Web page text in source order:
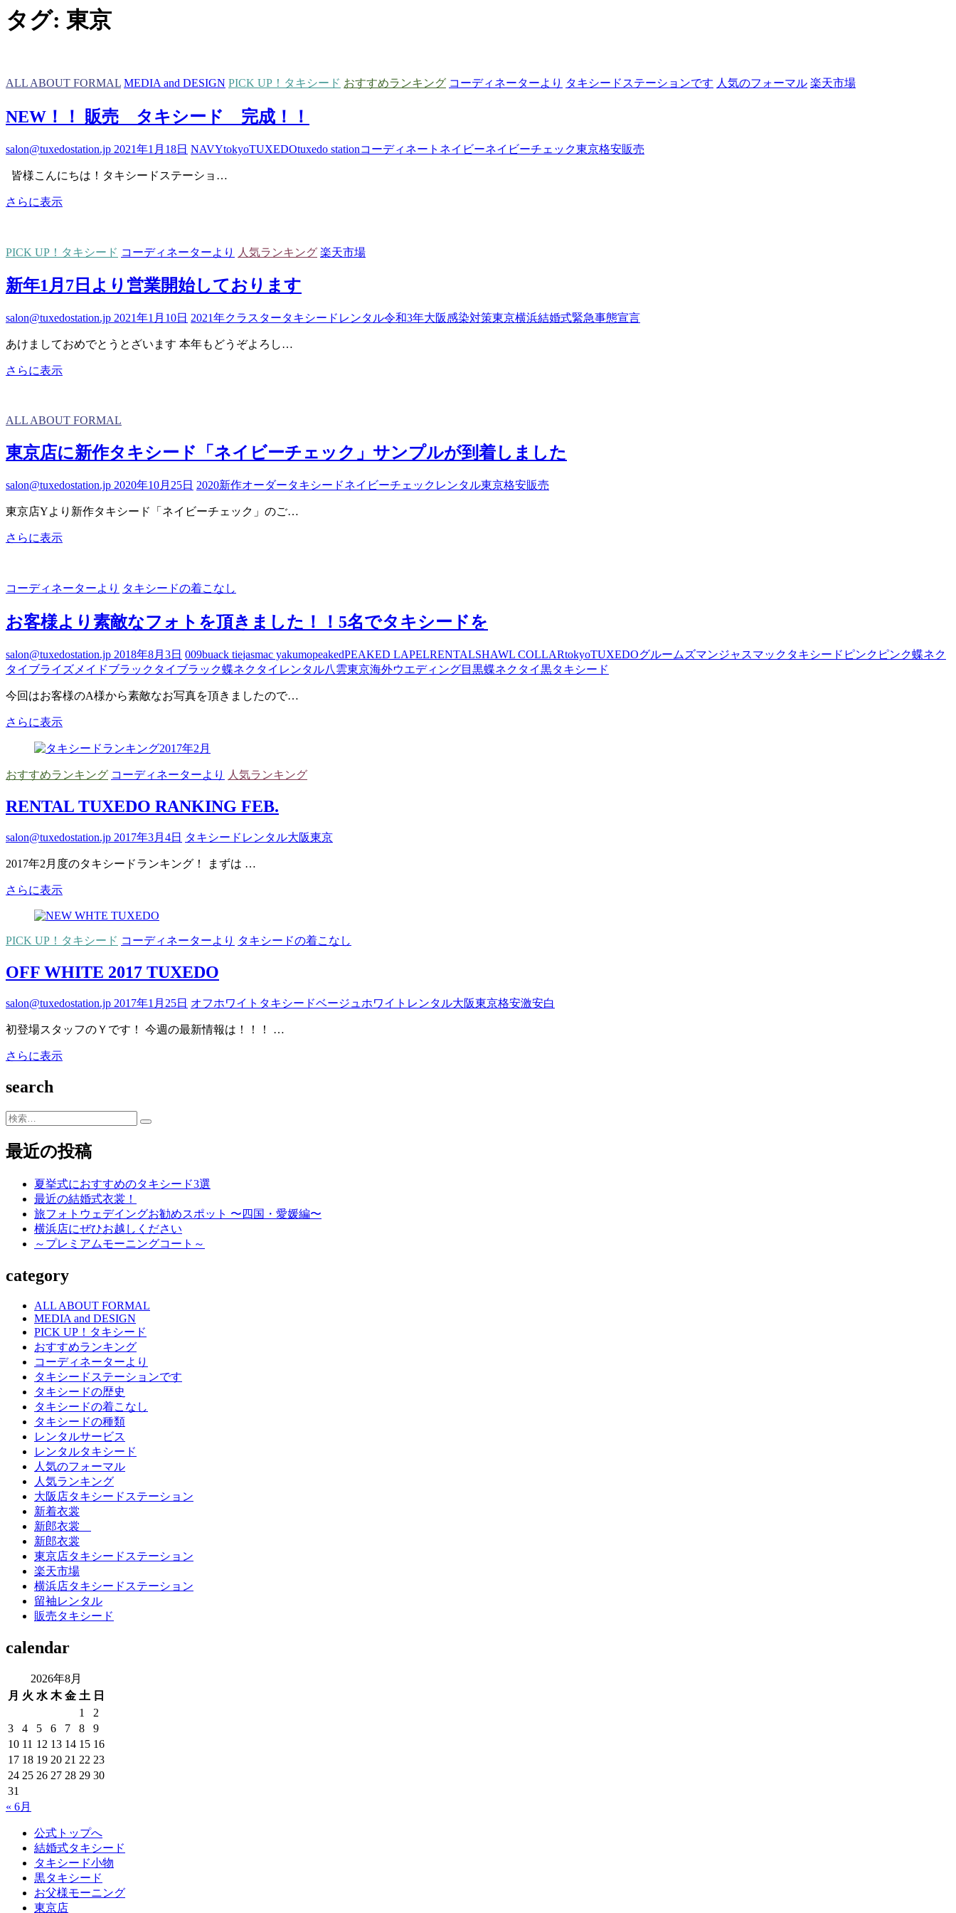
タグ: 東京
ALL ABOUT FORMAL MEDIA and DESIGN PICK UP！タキシード おすすめランキング コーディネーターより タキシードステーションです 人気のフォーマル 楽天市場
NEW！！ 販売 タキシード 完成！！
salon@tuxedostation.jp 2021年1月18日 NAVYtokyoTUXEDOtuxedo stationコーディネート ネイビーネイビーチェック東京格安販売
皆様こんにちは！タキシードステーショ…
さらに表示NEW！！
タ
キ
シ
ー
完
PICK UP！タキシード コーディネーターより 人気ランキング 楽天市場
新年1月7日より営業開始しております
salon@tuxedostation.jp 2021年1月10日 2021年クラスタータキシード レンタル令和3年大阪感染対策東京横浜結婚式緊急事態宣言
あけましておめでとうとざいます 本年もどうぞよろし…
さらに表示新
7
よ
営
開
し
り
す
ALL ABOUT FORMAL
東京店に新作タキシード「ネイビーチェック」サンプルが到着しました
salon@tuxedostation.jp 2020年10月25日 2020新作オーダータキシードネイビーチェック レンタル東京格安販売
東京店Yより新作タキシード「ネイビーチェック」のご…
さらに表示東
新
作
タ
シ
ー
「ネ
ビ
ー
ェ
ク」
ン
ル
到
着
ま
た
コーディネーターより タキシードの着こなし
お客様より素敵なフォトを頂きました！！5名でタキシードを
salon@tuxedostation.jp 2018年8月3日 009buack tiejasmac yakumopeakedPEAKED LAPELRENTALSHAWL COLLARtokyoTUXEDOグルームズマンジャスマック タキシード ピンク ピンク蝶ネク
タイ ブライズメイドブラックタイ ブラック蝶ネクタイ レンタル八雲東京海外ウエディング目黒蝶ネクタイ黒タキシード
今回はお客様のA様から素敵なお写真を頂きましたので…
さらに表示お
様
り
敵
フ
ォ
ト
を
き
し
5
で
キ
ー
おすすめランキング コーディネーターより 人気ランキング
RENTAL TUXEDO RANKING FEB.
salon@tuxedostation.jp 2017年3月4日 タキシード レンタル大阪東京
2017年2月度のタキシードランキング！ まずは …
さらに表示RENTAL
RANKING
PICK UP！タキシード コーディネーターより タキシードの着こなし
OFF WHITE 2017 TUXEDO
salon@tuxedostation.jp 2017年1月25日 オフホワイト タキシードベージュ ホワイト レンタル大阪東京格安激安白
初登場スタッフのＹです！ 今週の最新情報は！！！ …
さらに表示OFF
search
検
最近の投稿
夏挙式におすすめのタキシード3選
最近の結婚式衣裳！
旅フォトウェデイングお勧めスポット 〜四国・愛媛編〜
横浜店にぜひお越しください
～プレミアムモーニングコート～
category
ALL ABOUT FORMAL
MEDIA and DESIGN
PICK UP！タキシード
おすすめランキング
コーディネーターより
タキシードステーションです
タキシードの歴史
タキシードの着こなし
タキシードの種類
レンタルサービス
レンタルタキシード
人気のフォーマル
人気ランキング
大阪店タキシードステーション
新着衣裳
新郎衣裳
新郎衣裳
東京店タキシードステーション
楽天市場
横浜店タキシードステーション
留袖レンタル
販売タキシード
calendar
2026年8月
月 火 水 木 金 土 日
1
2
3
4 5 6 7 8
9
10 11 12 13 14 15 16
17 18 19 20 21 22 23
24 25 26 27 28 29 30
31
« 6月
公式トップへ
結婚式タキシード
タキシード小物
黒タキシード
お父様モーニング
東京店